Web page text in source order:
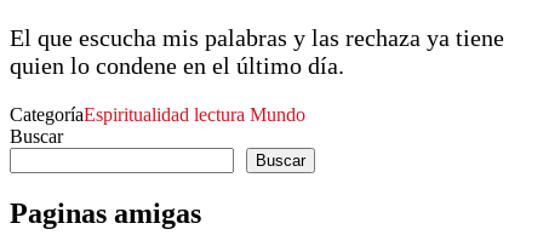
El que escucha mis palabras y las rechaza ya tiene
quien lo condene en el último día.
CategoríaEspiritualidad lectura Mundo
Buscar
Buscar
Paginas amigas